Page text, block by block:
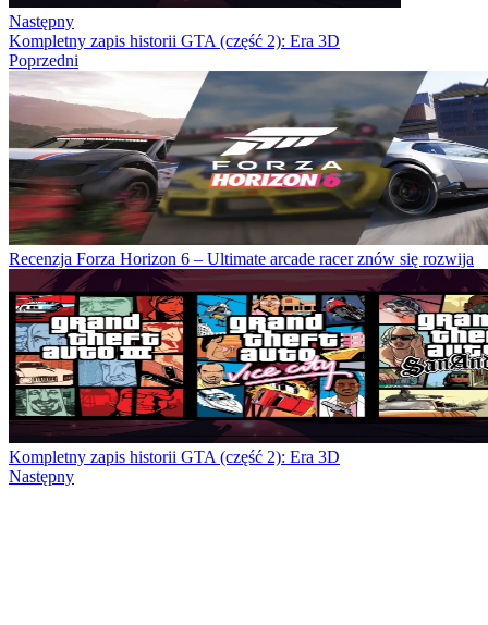
Następny
Kompletny zapis historii GTA (część 2): Era 3D
Poprzedni
Recenzja Forza Horizon 6 – Ultimate arcade racer znów się rozwija
Kompletny zapis historii GTA (część 2): Era 3D
Następny